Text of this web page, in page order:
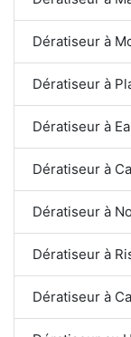
Dératiseur à
Dératiseur à
Dératiseur à
Dératiseur à
Dératiseur à
Dératiseur à
Dératiseur à